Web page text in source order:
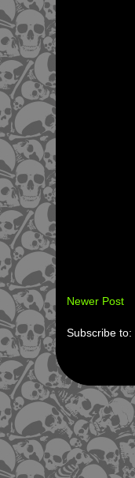
Newer Post
Subscribe to: